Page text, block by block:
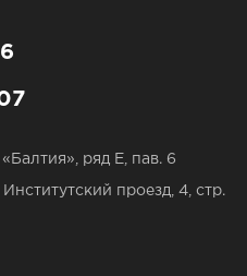
ряд Е, пав. 6
проезд, 4, стр.